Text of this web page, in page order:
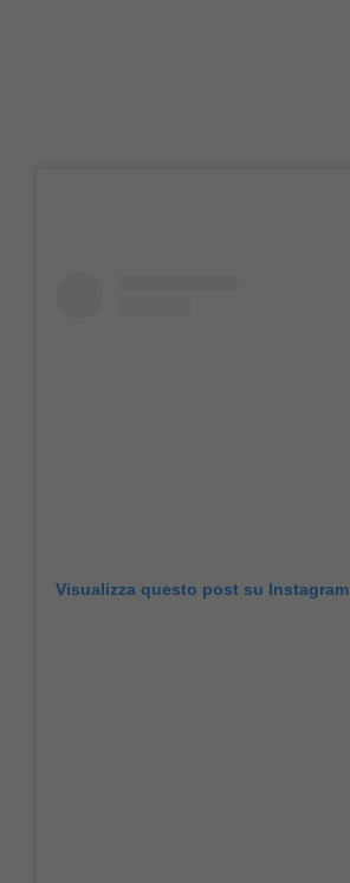
Visualizza questo post su Instagram